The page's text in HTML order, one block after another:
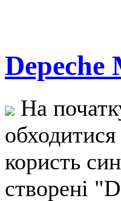
Depeche
На
користь
створені